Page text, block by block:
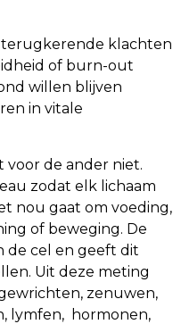
klachten
of burn-out
willen blijven
in vitale
voor de ander niet.
zodat elk lichaam
nou gaat om voeding,
of beweging. De
de cel en geeft dit
Uit deze meting
zenuwen,
lymfen, hormonen,